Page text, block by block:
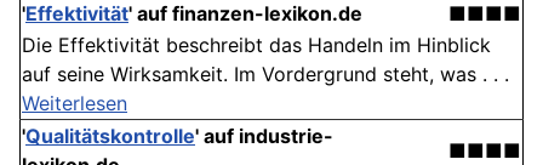
'Effektivität' auf finanzen-lexikon.de
■■■■
Die Effektivität beschreibt das Handeln im Hinblick
auf seine Wirksamkeit. Im Vordergrund steht, was . . .
Weiterlesen
'Qualitätskontrolle' auf industrie-
■■■■